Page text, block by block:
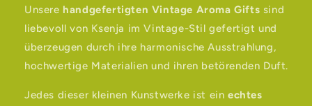
Unsere handgefertigten Vintage Aroma Gifts sind
liebevoll von Ksenja im Vintage-Stil gefertigt und
überzeugen durch ihre harmonische Ausstrahlung,
hochwertige Materialien und ihren betörenden Duft.
Jedes dieser kleinen Kunstwerke ist ein echtes